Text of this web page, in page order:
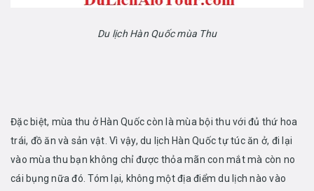
Du lịch Hàn Quốc mùa Thu
Đặc biệt, mùa thu ở Hàn Quốc còn là mùa bội thu với đủ thứ hoa
trái, đồ ăn và sản vật. Vì vậy, du lịch Hàn Quốc tự túc ăn ở, đi lại
vào mùa thu bạn không chỉ được thỏa mãn con mắt mà còn no
cái bụng nữa đó. Tóm lại, không một địa điểm du lịch nào vào